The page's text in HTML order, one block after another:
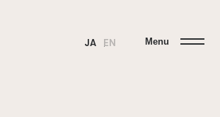
JA EN Menu